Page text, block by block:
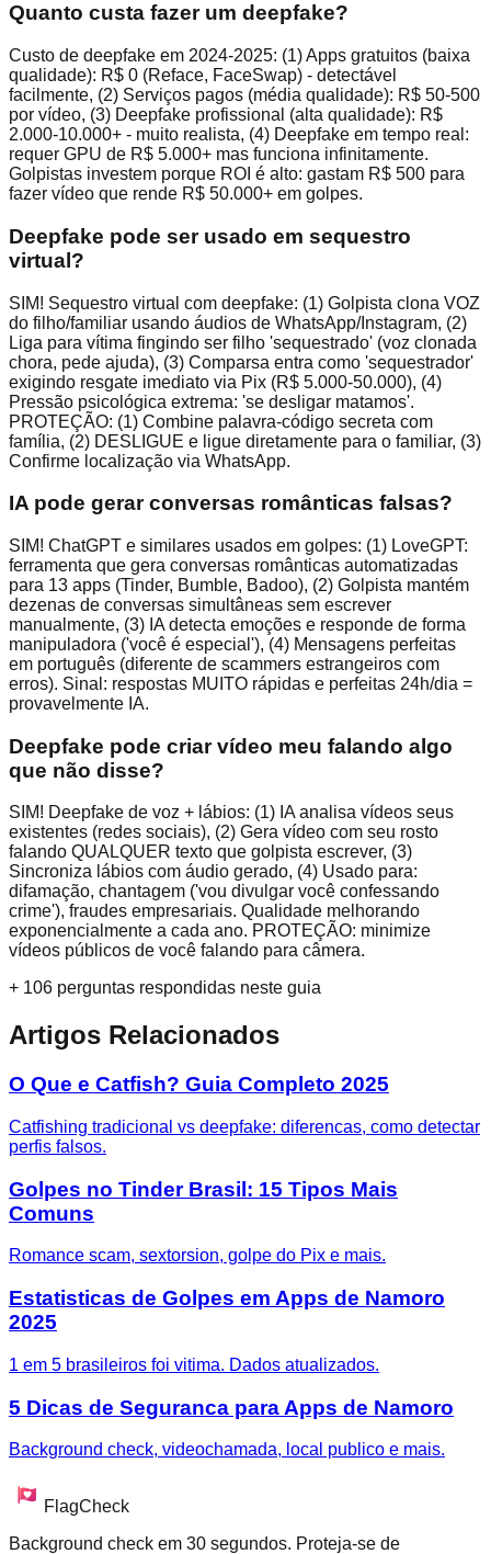
Quanto custa fazer um deepfake?
Custo de deepfake em 2024-2025: (1) Apps gratuitos (baixa
qualidade): R$ 0 (Reface, FaceSwap) - detectável
facilmente, (2) Serviços pagos (média qualidade): R$ 50-500
por vídeo, (3) Deepfake profissional (alta qualidade): R$
2.000-10.000+ - muito realista, (4) Deepfake em tempo real:
requer GPU de R$ 5.000+ mas funciona infinitamente.
Golpistas investem porque ROI é alto: gastam R$ 500 para
fazer vídeo que rende R$ 50.000+ em golpes.
Deepfake pode ser usado em sequestro
virtual?
SIM! Sequestro virtual com deepfake: (1) Golpista clona VOZ
do filho/familiar usando áudios de WhatsApp/Instagram, (2)
Liga para vítima fingindo ser filho 'sequestrado' (voz clonada
chora, pede ajuda), (3) Comparsa entra como 'sequestrador'
exigindo resgate imediato via Pix (R$ 5.000-50.000), (4)
Pressão psicológica extrema: 'se desligar matamos'.
PROTEÇÃO: (1) Combine palavra-código secreta com
família, (2) DESLIGUE e ligue diretamente para o familiar, (3)
Confirme localização via WhatsApp.
IA pode gerar conversas românticas falsas?
SIM! ChatGPT e similares usados em golpes: (1) LoveGPT:
ferramenta que gera conversas românticas automatizadas
para 13 apps (Tinder, Bumble, Badoo), (2) Golpista mantém
dezenas de conversas simultâneas sem escrever
manualmente, (3) IA detecta emoções e responde de forma
manipuladora ('você é especial'), (4) Mensagens perfeitas
em português (diferente de scammers estrangeiros com
erros). Sinal: respostas MUITO rápidas e perfeitas 24h/dia =
provavelmente IA.
Deepfake pode criar vídeo meu falando algo
que não disse?
SIM! Deepfake de voz + lábios: (1) IA analisa vídeos seus
existentes (redes sociais), (2) Gera vídeo com seu rosto
falando QUALQUER texto que golpista escrever, (3)
Sincroniza lábios com áudio gerado, (4) Usado para:
difamação, chantagem ('vou divulgar você confessando
crime'), fraudes empresariais. Qualidade melhorando
exponencialmente a cada ano. PROTEÇÃO: minimize
vídeos públicos de você falando para câmera.
+ 106 perguntas respondidas neste guia
Artigos Relacionados
O Que e Catfish? Guia Completo 2025
Catfishing tradicional vs deepfake: diferencas, como detectar
perfis falsos.
Golpes no Tinder Brasil: 15 Tipos Mais
Comuns
Romance scam, sextorsion, golpe do Pix e mais.
Estatisticas de Golpes em Apps de Namoro
2025
1 em 5 brasileiros foi vitima. Dados atualizados.
5 Dicas de Seguranca para Apps de Namoro
Background check, videochamada, local publico e mais.
FlagCheck
Background check em 30 segundos. Proteja-se de